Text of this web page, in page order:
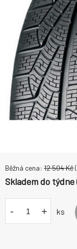
Běžná cena: 12 504Kč
Skladem do týdne
- + ks